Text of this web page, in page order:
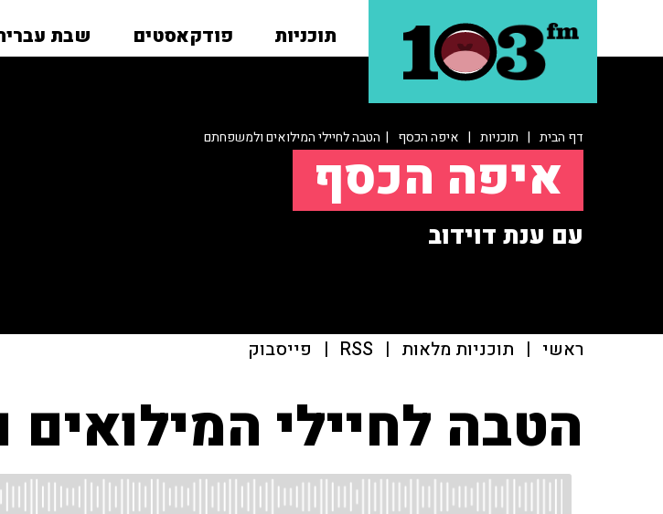
תוכניות פודקאסטים שבת
דף הבית | תוכניות | איפה הכסף | הטבה לחיילי המילואים ולמשפחתם
איפה הכסף
עם ענת דוידוב
ראשי | תוכניות מלאות |
RSS
| פייסבוק
הטבה לחיילי